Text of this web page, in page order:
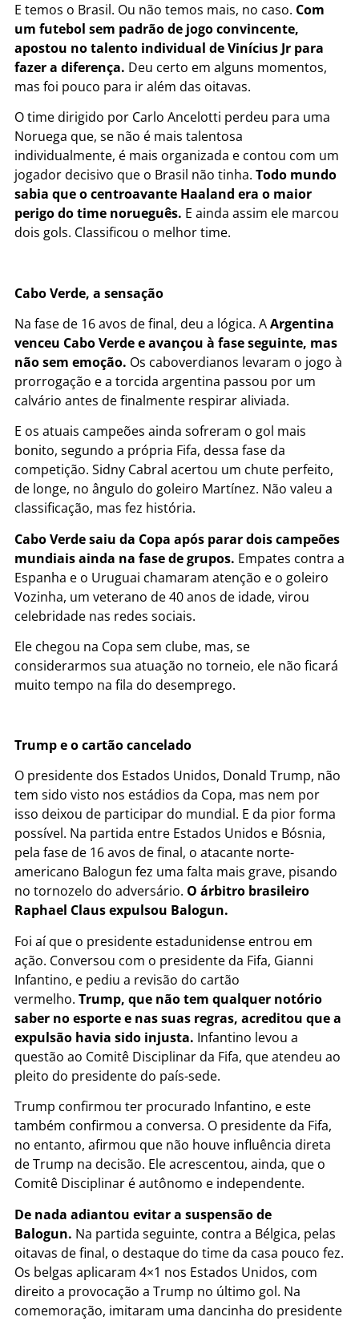
E temos o Brasil. Ou não temos mais, no caso. Com
um futebol sem padrão de jogo convincente,
apostou no talento individual de Vinícius Jr para
fazer a diferença. Deu certo em alguns momentos,
mas foi pouco para ir além das oitavas.
O time dirigido por Carlo Ancelotti perdeu para uma
Noruega que, se não é mais talentosa
individualmente, é mais organizada e contou com um
jogador decisivo que o Brasil não tinha. Todo mundo
sabia que o centroavante Haaland era o maior
perigo do time norueguês. E ainda assim ele marcou
dois gols. Classificou o melhor time.
Cabo Verde, a sensação
Na fase de 16 avos de final, deu a lógica. AArgentina
venceu Cabo Verde e avançou à fase seguinte, mas
não sem emoção. Os caboverdianos levaram o jogo à
prorrogação e a torcida argentina passou por um
calvário antes de finalmente respirar aliviada.
E os atuais campeões ainda sofreram o gol mais
bonito, segundo a própria Fifa, dessa fase da
competição. Sidny Cabral acertou um chute perfeito,
de longe, no ângulo do goleiro Martínez. Não valeu a
classificação, mas fez história.
Cabo Verde saiu da Copa após parar dois campeões
mundiais ainda na fase de grupos. Empates contra a
Espanha e o Uruguai chamaram atenção e o goleiro
Vozinha, um veterano de 40 anos de idade, virou
celebridade nas redes sociais.
Ele chegou na Copa sem clube, mas, se
considerarmos sua atuação no torneio, ele não ficará
muito tempo na fila do desemprego.
Trump e o cartão cancelado
O presidente dos Estados Unidos, Donald Trump, não
tem sido visto nos estádios da Copa, mas nem por
isso deixou de participar do mundial. E da pior forma
possível. Na partida entre Estados Unidos e Bósnia,
pela fase de 16 avos de final, o atacante norte-
americano Balogun fez uma falta mais grave, pisando
no tornozelo do adversário. O árbitro brasileiro
Raphael Claus expulsou Balogun.
Foi aí que o presidente estadunidense entrou em
ação. Conversou com o presidente da Fifa, Gianni
Infantino, e pediu a revisão do cartão
vermelho. Trump, que não tem qualquer notório
saber no esporte e nas suas regras, acreditou que a
expulsão havia sido injusta. Infantino levou a
questão ao Comitê Disciplinar da Fifa, que atendeu ao
pleito do presidente do país-sede.
Trump confirmou ter procurado Infantino, e este
também confirmou a conversa. O presidente da Fifa,
no entanto, afirmou que não houve influência direta
de Trump na decisão. Ele acrescentou, ainda, que o
Comitê Disciplinar é autônomo e independente.
De nada adiantou evitar a suspensão de
Balogun. Na partida seguinte, contra a Bélgica, pelas
oitavas de final, o destaque do time da casa pouco fez.
Os belgas aplicaram 4×1 nos Estados Unidos, com
direito a provocação a Trump no último gol. Na
comemoração, imitaram uma dancinha do presidente